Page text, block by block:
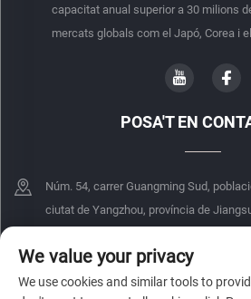
capacitat anual superior a 30 milions
mercats globals com el Japó, Corea i
POSA'T EN
Núm. 54, carrer Guangming Sud,
ciutat de Yangzhou, província de
+86-18068849339
[email protected]
We value your privacy
We use cookies and similar tools to